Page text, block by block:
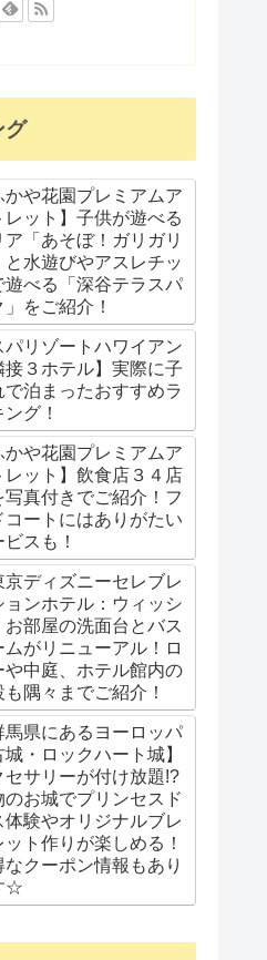
グ
かや花園プレミアムア
レット】子供が遊べる
ア「あそぼ！ガリガリ
と水遊びやアスレチッ
遊べる「深谷テラスパ
」をご紹介！
パリゾートハワイアン
接３ホテル】実際に子
で泊まったおすすめラ
ング！
かや花園プレミアムア
レット】飲食店３４店
写真付きでご紹介！フ
コートにはありがたい
スも！
京ディズニーセレブレ
ョンホテル：ウィッシ
お部屋の洗面台とバス
ムがリニューアル！ロ
や中庭、ホテル館内の
も隅々までご紹介！
馬県にあるヨーロッパ
城・ロックハート城】
セサリーが付け放題!?
のお城でプリンセスド
体験やオリジナルブレ
ット作りが楽しめる！
なクーポン情報もあり
☆